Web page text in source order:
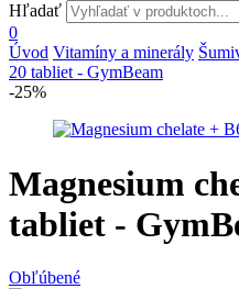
Hľadať
0
Úvod Vitamíny a minerály
20 tabliet - GymBeam
-25%
Magnesium
tabliet -
Obľúbené